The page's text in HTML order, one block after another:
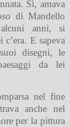
Sì, amava
di Mandello
anni, si
c’era. E sapeva
disegni, le
da lei
nel fine
anche nel
per la pittura